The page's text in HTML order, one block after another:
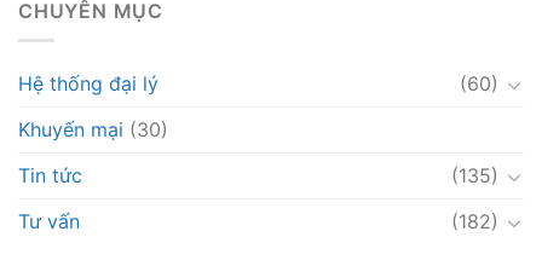
CHUYÊN MỤC
Hệ thống đại lý
(60)
Khuyến mại (30)
Tin tức
(135)
Tư vấn
(182)